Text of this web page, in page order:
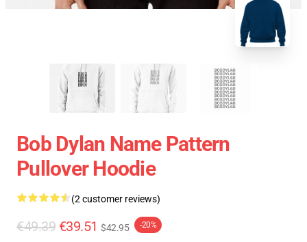
Bob Dylan Name Pattern
Pullover Hoodie
(2 customer reviews)
€49.39 €39.51 $42.95 -20%